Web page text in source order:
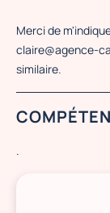
Merci de
claire@agence-
similaire.
.